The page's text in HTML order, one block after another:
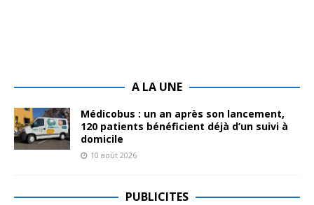
A LA UNE
Médicobus : un an après son lancement,
120 patients bénéficient déjà d’un suivi à
domicile
10 août 2026
PUBLICITES